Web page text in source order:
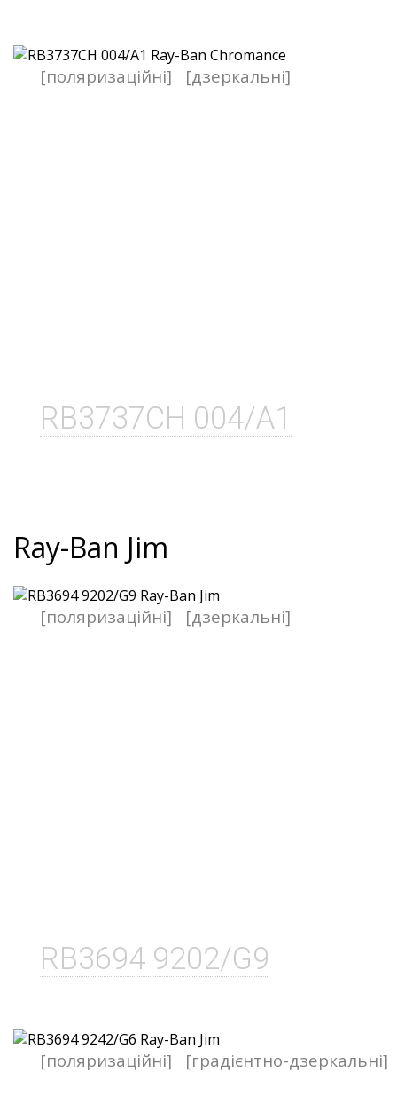
RB3737CH 004/A1
[поляризаційні] [дзеркальні]
Ray-Ban Jim
RB3694 9202/G9
[поляризаційні] [дзеркальні]
[поляризаційні] [градієнтно-дзеркальні]